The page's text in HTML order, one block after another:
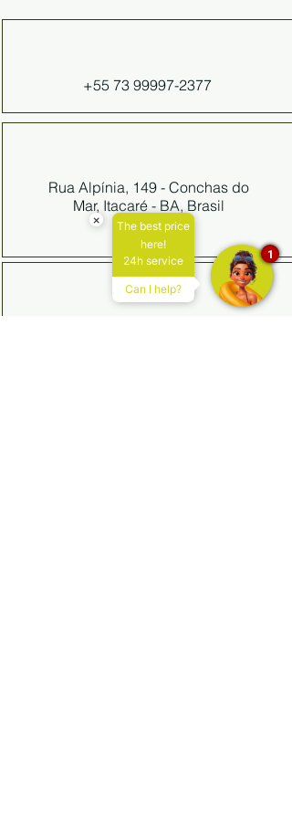
+55 73 99997-2377
Rua Alpínia, 149 - Conchas do
Mar, Itacaré - BA, Brasil
×
The best price
here!
24h service
Can I help?
1